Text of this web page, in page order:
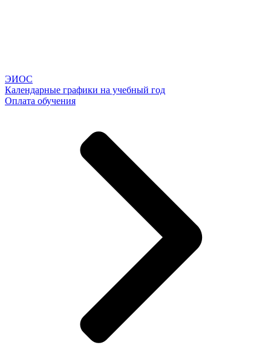
ЭИОС
Календарные графики на учебный год
Оплата обучения